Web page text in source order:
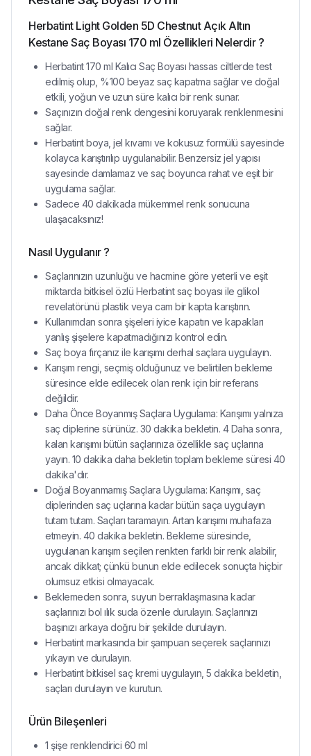
Herbatint Light Golden 5D Chestnut Açık Altın
Kestane Saç Boyası 170 ml Özellikleri Nelerdir ?
Herbatint 170 ml Kalıcı Saç Boyası hassas ciltlerde test
edilmiş olup, %100 beyaz saç kapatma sağlar ve doğal
etkili, yoğun ve uzun süre kalıcı bir renk sunar.
Saçınızın doğal renk dengesini koruyarak renklenmesini
sağlar.
Herbatint boya, jel kıvamı ve kokusuz formülü sayesinde
kolayca karıştırılıp uygulanabilir. Benzersiz jel yapısı
sayesinde damlamaz ve saç boyunca rahat ve eşit bir
uygulama sağlar.
Sadece 40 dakikada mükemmel renk sonucuna
ulaşacaksınız!
Nasıl Uygulanır ?
Saçlarınızın uzunluğu ve hacmine göre yeterli ve eşit
miktarda bitkisel özlü Herbatint saç boyası ile glikol
revelatörünü plastik veya cam bir kapta karıştırın.
Kullanımdan sonra şişeleri iyice kapatın ve kapakları
yanlış şişelere kapatmadığınızı kontrol edin.
Saç boya fırçanız ile karışımı derhal saçlara uygulayın.
Karışım rengi, seçmiş olduğunuz ve belirtilen bekleme
süresince elde edilecek olan renk için bir referans
değildir.
Daha Önce Boyanmış Saçlara Uygulama: Karışımı yalnıza
saç diplerine sürünüz. 30 dakika bekletin. 4 Daha sonra,
kalan karışımı bütün saçlarınıza özellikle saç uçlarına
yayın. 10 dakika daha bekletin toplam bekleme süresi 40
dakika'dır.
Doğal Boyanmamış Saçlara Uygulama: Karışımı, saç
diplerinden saç uçlarına kadar bütün saça uygulayın
tutam tutam. Saçları taramayın. Artan karışımı muhafaza
etmeyin. 40 dakika bekletin. Bekleme süresinde,
uygulanan karışım seçilen renkten farklı bir renk alabilir,
ancak dikkat; çünkü bunun elde edilecek sonuçta hiçbir
olumsuz etkisi olmayacak.
Beklemeden sonra, suyun berraklaşmasına kadar
saçlarınızı bol ılık suda özenle durulayın. Saçlarınızı
başınızı arkaya doğru bir şekilde durulayın.
Herbatint markasında bir şampuan seçerek saçlarınızı
yıkayın ve durulayın.
Herbatint bitkisel saç kremi uygulayın, 5 dakika bekletin,
saçları durulayın ve kurutun.
Ürün Bileşenleri
1 şişe renklendirici 60 ml